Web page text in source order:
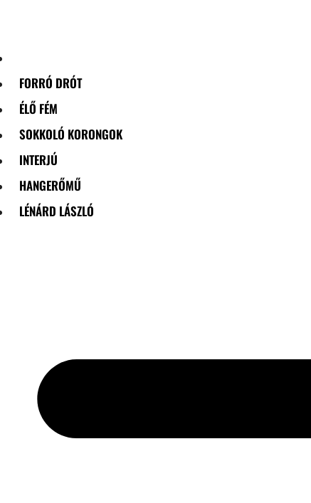
FORRÓ DRÓT
ÉLŐ FÉM
SOKKOLÓ KORONGOK
INTERJÚ
HANGERŐMŰ
LÉNÁRD LÁSZLÓ